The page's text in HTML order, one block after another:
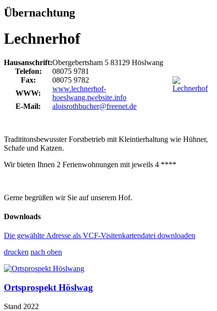
Übernachtung
Lechnerhof
Hausanschrift:Obergebertsham 5 83129 Höslwang
Telefon:
08075 9781
Fax:
08075 9782
WWW:
www.lechnerhof-
hoeslwang.twebsite.info
E-Mail:
aloisrothbucher@freenet.de
Tradititonsbewusster Forstbetrieb mit Kleintierhaltung wie Hühner,
Schafe und Katzen.
Wir bieten Ihnen 2 Ferienwohnungen mit jeweils 4 ****
Gerne begrüßen wir Sie auf unserem Hof.
Downloads
Die gewählte Adresse als VCF-Visitenkartendatei downloaden
drucken nach oben
Ortsprospekt Höslwag
Stand 2022